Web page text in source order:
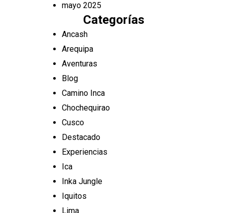
mayo 2025
Categorías
Ancash
Arequipa
Aventuras
Blog
Camino Inca
Chochequirao
Cusco
Destacado
Experiencias
Ica
Inka Jungle
Iquitos
Lima